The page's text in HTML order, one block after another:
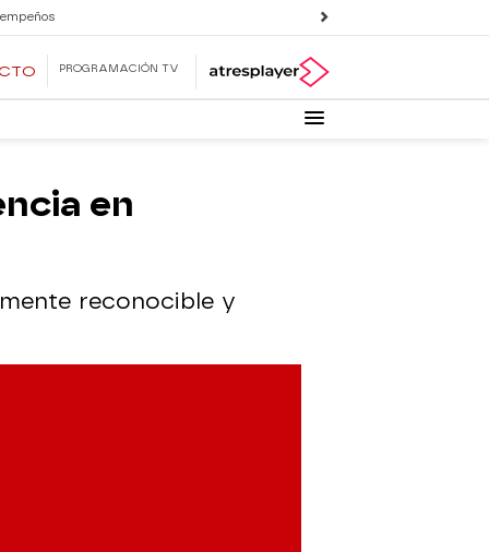
PROGRAMACIÓN TV
en
reconocible y